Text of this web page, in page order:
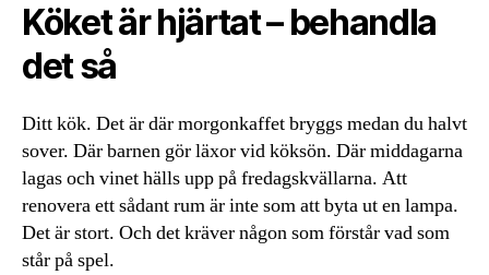
Köket är hjärtat – behandla
det så
Ditt kök. Det är där morgonkaffet bryggs medan du halvt
sover. Där barnen gör läxor vid köksön. Där middagarna
lagas och vinet hälls upp på fredagskvällarna. Att
renovera ett sådant rum är inte som att byta ut en lampa.
Det är stort. Och det kräver någon som förstår vad som
står på spel.